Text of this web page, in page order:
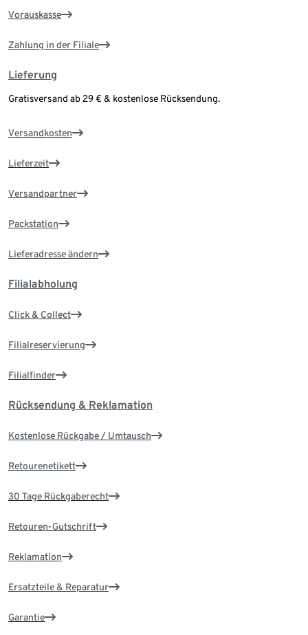
Vorauskasse
Zahlung in der Filiale
Lieferung
Gratisversand ab 29 € & kostenlose Rücksendung.
Versandkosten
Lieferzeit
Versandpartner
Packstation
Lieferadresse ändern
Filialabholung
Click & Collect
Filialreservierung
Filialfinder
Rücksendung & Reklamation
Kostenlose Rückgabe / Umtausch
Retourenetikett
30 Tage Rückgaberecht
Retouren-Gutschrift
Reklamation
Ersatzteile & Reparatur
Garantie